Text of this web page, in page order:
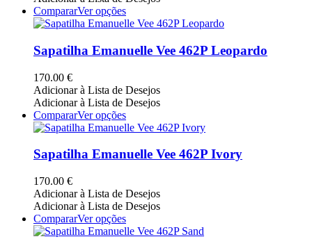
be
chosen
on
product
CompararVer opçõesThis
product
multiple
variants.
options
may
be
chosen
on
product
Sapatilha Emanuelle Vee 462P Leopardo
170.00 €
Adicionar à Lista de Desejos
Adicionar à Lista de Desejos
CompararVer opçõesThis
product
multiple
options
may
be
chosen
on
Sapatilha Emanuelle Vee 462P Ivory
170.00 €
Adicionar à Lista de Desejos
Adicionar à Lista de Desejos
CompararVer opçõesThis
product